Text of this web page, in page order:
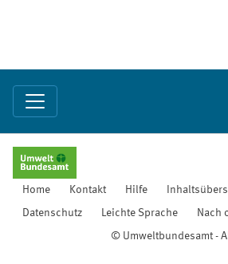
Home Kontakt Hilfe
Datenschutz Leichte Sprache Nach
© Umweltbundesamt -